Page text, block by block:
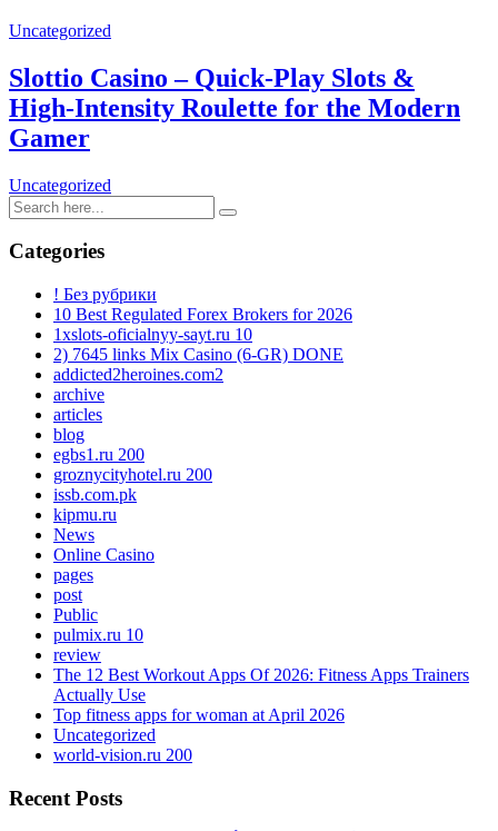
Uncategorized
Slottio Casino – Quick‑Play Slots &
High‑Intensity Roulette for the Modern
Gamer
Uncategorized
Categories
! Без рубрики
10 Best Regulated Forex Brokers for 2026
1xslots-oficialnyy-sayt.ru 10
2) 7645 links Mix Casino (6-GR) DONE
addicted2heroines.com2
archive
articles
blog
egbs1.ru 200
groznycityhotel.ru 200
issb.com.pk
kipmu.ru
News
Online Casino
pages
post
Public
pulmix.ru 10
review
The 12 Best Workout Apps Of 2026: Fitness Apps Trainers
Actually Use
Top fitness apps for woman at April 2026
Uncategorized
world-vision.ru 200
Recent Posts